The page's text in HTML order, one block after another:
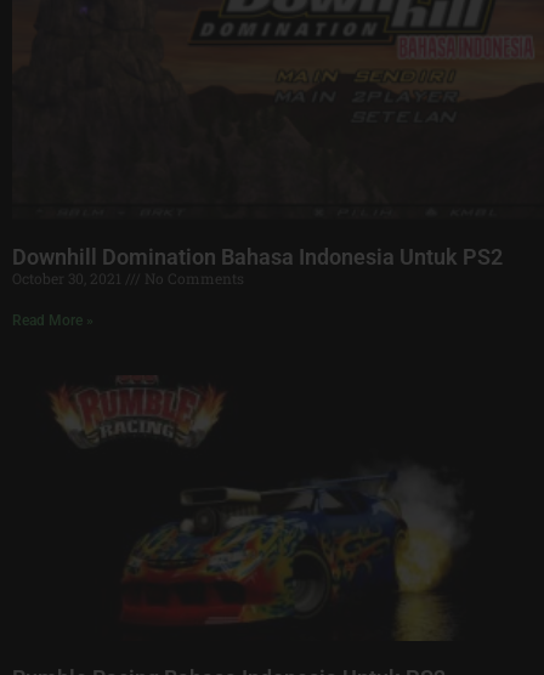
Downhill Domination Bahasa Indonesia Untuk PS2
October 30, 2021 No Comments
Read More »